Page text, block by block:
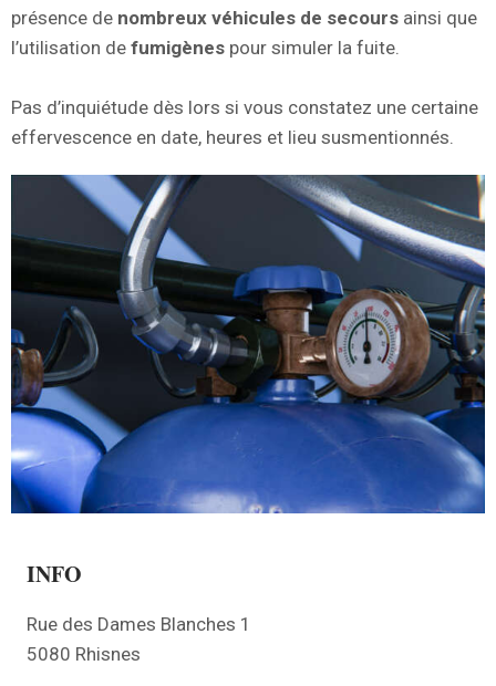
présence de nombreux véhicules de secours ainsi que
l’utilisation de fumigènes pour simuler la fuite.
Pas d’inquiétude dès lors si vous constatez une certaine
effervescence en date, heures et lieu susmentionnés.
INFO
Rue des Dames Blanches 1
5080 Rhisnes